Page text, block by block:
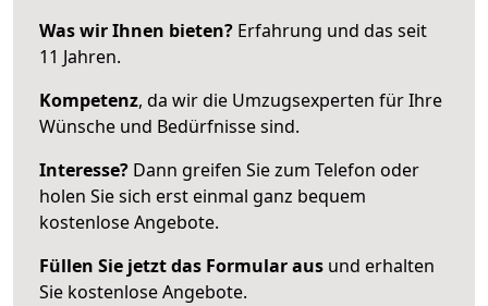
Was wir Ihnen bieten? Erfahrung und das seit
11 Jahren.
Kompetenz, da wir die Umzugsexperten für Ihre
Wünsche und Bedürfnisse sind.
Interesse? Dann greifen Sie zum Telefon oder
holen Sie sich erst einmal ganz bequem
kostenlose Angebote.
Füllen Sie jetzt das Formular aus und erhalten
Sie kostenlose Angebote.